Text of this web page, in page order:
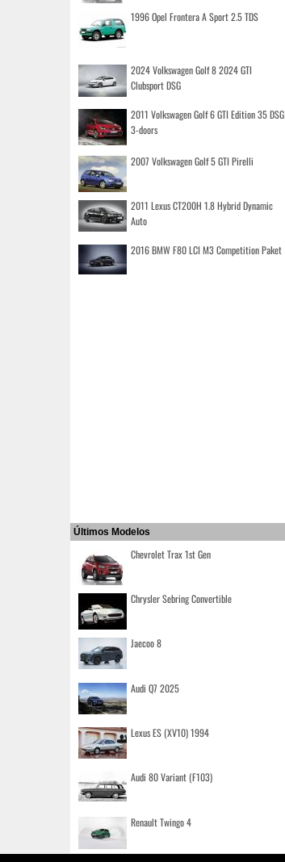
1996 Opel Frontera A Sport 2.5 TDS
2024 Volkswagen Golf 8 2024 GTI
Clubsport DSG
2011 Volkswagen Golf 6 GTI Edition 35 DSG
3-doors
2007 Volkswagen Golf 5 GTI Pirelli
2011 Lexus CT200H 1.8 Hybrid Dynamic
Auto
2016 BMW F80 LCI M3 Competition Paket
Últimos Modelos
Chevrolet Trax 1st Gen
Chrysler Sebring Convertible
Jaecoo 8
Audi Q7 2025
Lexus ES (XV10) 1994
Audi 80 Variant (F103)
Renault Twingo 4